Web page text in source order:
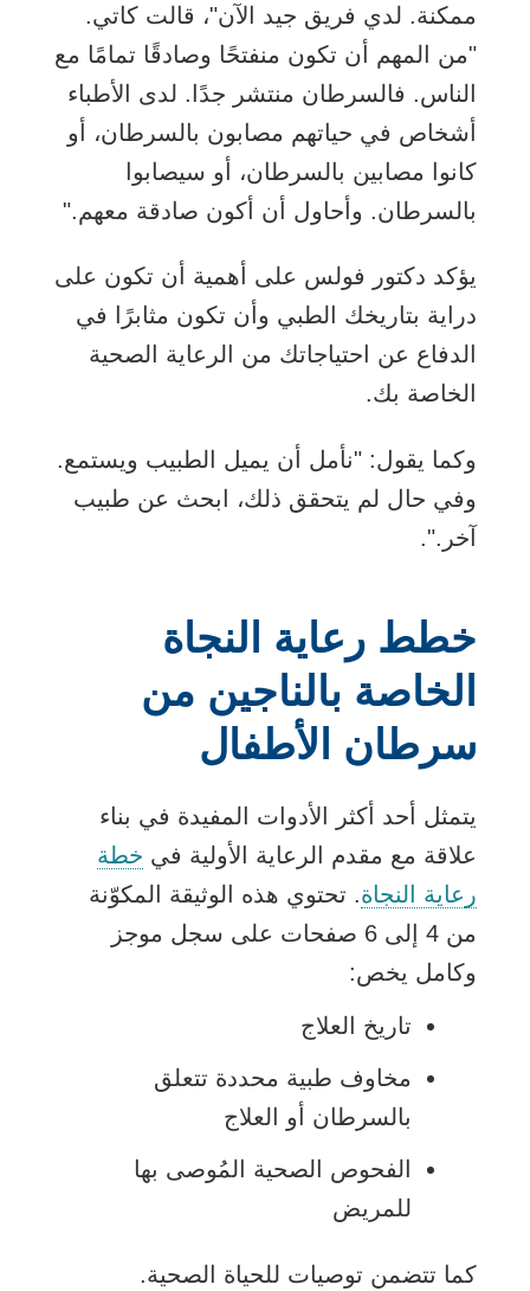
ممكنة. لدي فريق جيد الآن"، قالت كاتي.
"من المهم أن تكون منفتحًا وصادقًا تمامًا مع
الناس. فالسرطان منتشر جدًا. لدى الأطباء
أشخاص في حياتهم مصابون بالسرطان، أو
كانوا مصابين بالسرطان، أو سيصابوا
بالسرطان. وأحاول أن أكون صادقة معهم."
يؤكد دكتور فولس على أهمية أن تكون على
دراية بتاريخك الطبي وأن تكون مثابرًا في
الدفاع عن احتياجاتك من الرعاية الصحية
الخاصة بك.
وكما يقول: "نأمل أن يميل الطبيب ويستمع.
وفي حال لم يتحقق ذلك، ابحث عن طبيب
آخر.".
خطط رعاية النجاة
الخاصة بالناجين من
سرطان الأطفال
يتمثل أحد أكثر الأدوات المفيدة في بناء
علاقة مع مقدم الرعاية الأولية في خطة
رعاية النجاة. تحتوي هذه الوثيقة المكوّنة
من 4 إلى 6 صفحات على سجل موجز
وكامل يخص:
تاريخ العلاج
مخاوف طبية محددة تتعلق
بالسرطان أو العلاج
الفحوص الصحية المُوصى بها
للمريض
كما تتضمن توصيات للحياة الصحية.